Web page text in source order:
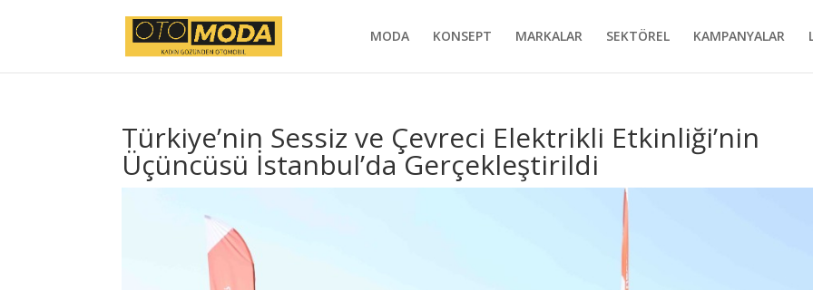
MODA KONSEPT MARKALAR SEKTÖREL KAMPANYALAR
Türkiye’nin Sessiz ve Çevreci Elektrikli Etkinliği’nin
Üçüncüsü İstanbul’da Gerçekleştirildi